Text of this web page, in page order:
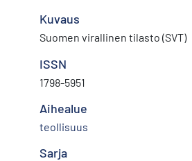
Kuvaus
Suomen virallinen tilasto (SVT)
ISSN
1798-5951
Aihealue
teollisuus
Sarja